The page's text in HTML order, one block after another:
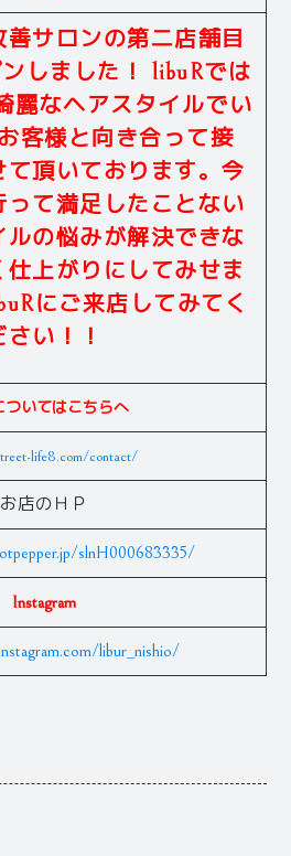
サロンの第二店舗目
しました！ libuRでは
麗なヘアスタイルでい
客様と向き合って接
て頂いております。今
って満足したことない
ルの悩みが解決できな
上がりにしてみせま
にご来店してみてく
さい！！
ついてはこちらへ
life8.com/contact/
お店のＨＰ
slnH000683335/
Instagram
libur_nishio/